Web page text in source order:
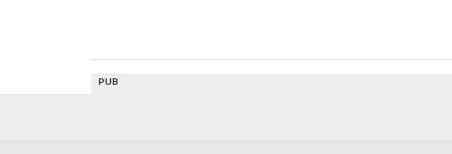
PUB